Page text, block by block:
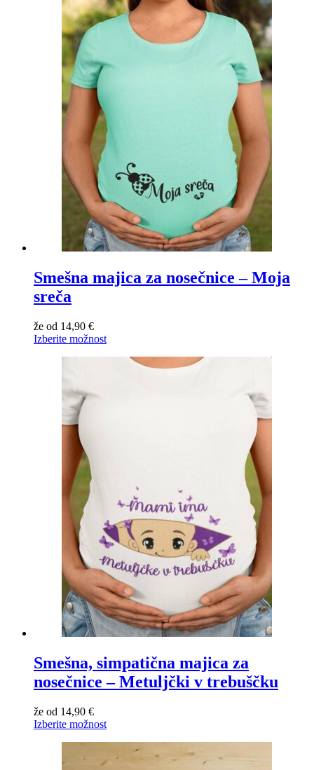
Smešna majica za nosečnice – Moja
sreča
že od 14,90 €
Izberite možnost
Smešna, simpatična majica za
nosečnice – Metuljčki v trebuščku
že od 14,90 €
Izberite možnost